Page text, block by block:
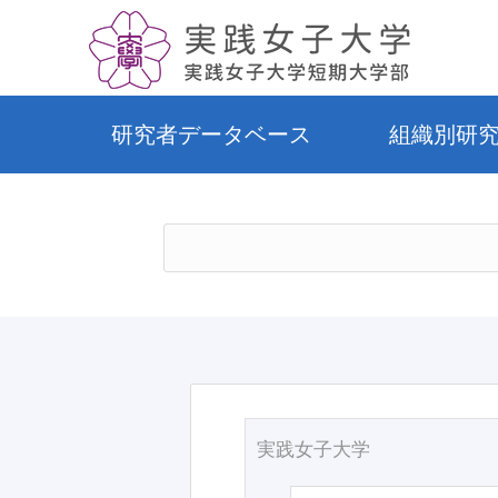
研究者データベース 組織別研
実践女子大学